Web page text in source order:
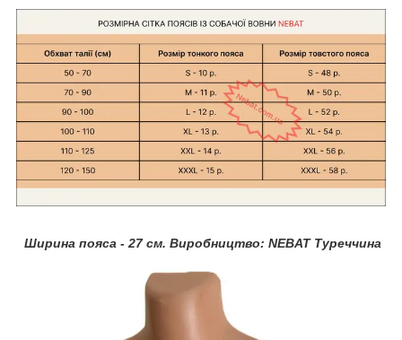
Ширина пояса - 27 см. Виробництво: NEBAT Туреччина